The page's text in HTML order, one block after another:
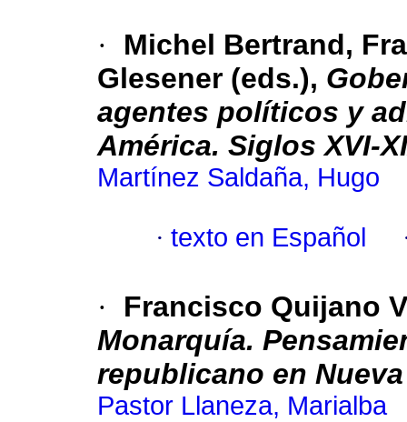
·
Michel Bertrand,
Glesener (eds.),
agentes políticos y
América. Siglos XVI-
Martínez Saldaña, Hugo
· texto en Español
·
Francisco Quijano
Monarquía.
republicano en
Pastor Llaneza, Marialba